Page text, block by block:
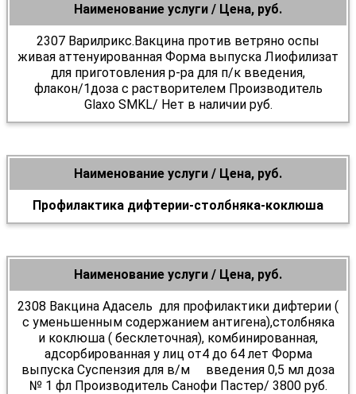
Наименование услуги / Цена, руб.
2307 Варилрикс.Вакцина против ветряно оспы
живая аттенуированная Форма выпуска Лиофилизат
для приготовления р-ра для п/к введения,
флакон/1доза с растворителем Производитель
Glaxo SMKL/ Нет в наличии руб.
Наименование услуги / Цена, руб.
Профилактика дифтерии-столбняка-коклюша
Наименование услуги / Цена, руб.
2308 Вакцина Адасель для профилактики дифтерии (
с уменьшенным содержанием антигена),столбняка
и коклюша ( бесклеточная), комбинированная,
адсорбированная у лиц от4 до 64 лет Форма
выпуска Суспензия для в/м введения 0,5 мл доза
№ 1 фл Производитель Санофи Пастер/ 3800 руб.